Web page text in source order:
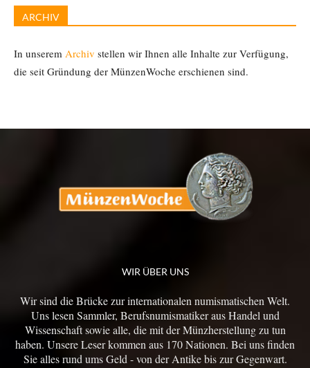
ARCHIV
In unserem Archiv stellen wir Ihnen alle Inhalte zur Verfügung,
die seit Gründung der MünzenWoche erschienen sind.
WIR ÜBER UNS
Wir sind die Brücke zur internationalen numismatischen Welt.
Uns lesen Sammler, Berufsnumismatiker aus Handel und
Wissenschaft sowie alle, die mit der Münzherstellung zu tun
haben. Unsere Leser kommen aus 170 Nationen. Bei uns finden
Sie alles rund ums Geld - von der Antike bis zur Gegenwart.